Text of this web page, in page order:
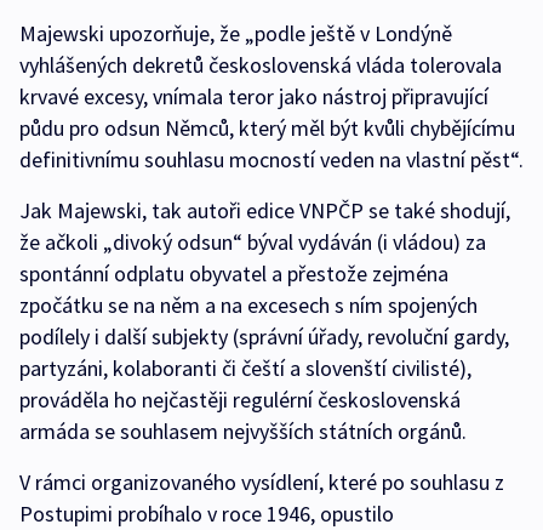
Majewski upozorňuje, že „podle ještě v Londýně
vyhlášených dekretů československá vláda tolerovala
krvavé excesy, vnímala teror jako nástroj připravující
půdu pro odsun Němců, který měl být kvůli chybějícímu
definitivnímu souhlasu mocností veden na vlastní pěst“.
Jak Majewski, tak autoři edice VNPČP se také shodují,
že ačkoli „divoký odsun“ býval vydáván (i vládou) za
spontánní odplatu obyvatel a přestože zejména
zpočátku se na něm a na excesech s ním spojených
podílely i další subjekty (správní úřady, revoluční gardy,
partyzáni, kolaboranti či čeští a slovenští civilisté),
prováděla ho nejčastěji regulérní československá
armáda se souhlasem nejvyšších státních orgánů.
V rámci organizovaného vysídlení, které po souhlasu z
Postupimi probíhalo v roce 1946, opustilo